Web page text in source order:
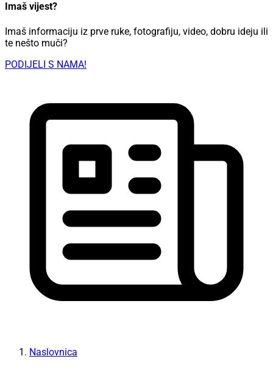
Imaš vijest?
Imaš informaciju iz prve ruke, fotografiju, video, dobru ideju ili
te nešto muči?
PODIJELI S NAMA!
Naslovnica